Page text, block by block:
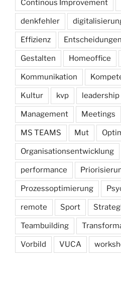
Continous Improvement
denkfehler
Effizienz Entscheidungen
Gestalten Homeoffice
Kommunikation
Kultur kvp leadership
Management Meetings
MS TEAMS Mut
Organisationsentwicklung
performance
Prozessoptimierung
remote Sport
Teambuilding
Vorbild VUCA